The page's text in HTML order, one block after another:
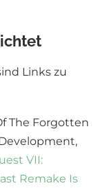
Links zu
The Forgotten
VII:
Remake Is